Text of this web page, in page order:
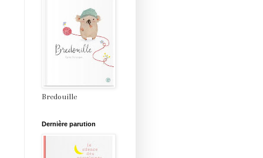
Bredouille
Dernière parution